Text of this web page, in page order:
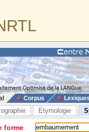
Corpus
Etymologie
forme